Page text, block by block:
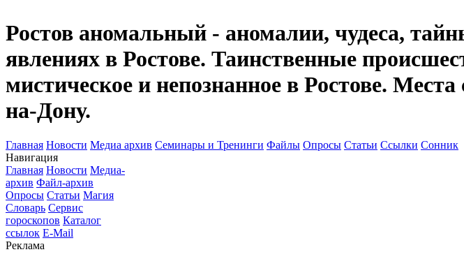
Ростов аномальный - аномалии, чудеса,
явлениях в Ростове. Таинственные
мистическое и непознанное в Ростове.
на-Дону.
Главная Новости Медиа архив Семинары и Тренинги Файлы Опросы Статьи Ссылки Сонник
Навигация
Главная Новости Медиа-
архив Файл-архив
Опросы Статьи Магия
Словарь Сервис
гороскопов Каталог
ссылок E-Mail
Реклама